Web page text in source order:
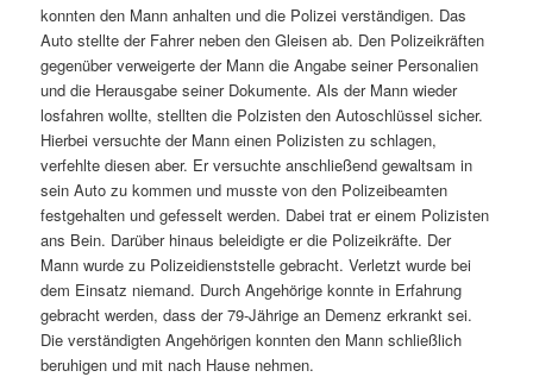
konnten den Mann anhalten und die Polizei verständigen. Das
Auto stellte der Fahrer neben den Gleisen ab. Den Polizeikräften
gegenüber verweigerte der Mann die Angabe seiner Personalien
und die Herausgabe seiner Dokumente. Als der Mann wieder
losfahren wollte, stellten die Polzisten den Autoschlüssel sicher.
Hierbei versuchte der Mann einen Polizisten zu schlagen,
verfehlte diesen aber. Er versuchte anschließend gewaltsam in
sein Auto zu kommen und musste von den Polizeibeamten
festgehalten und gefesselt werden. Dabei trat er einem Polizisten
ans Bein. Darüber hinaus beleidigte er die Polizeikräfte. Der
Mann wurde zu Polizeidienststelle gebracht. Verletzt wurde bei
dem Einsatz niemand. Durch Angehörige konnte in Erfahrung
gebracht werden, dass der 79-Jährige an Demenz erkrankt sei.
Die verständigten Angehörigen konnten den Mann schließlich
beruhigen und mit nach Hause nehmen.